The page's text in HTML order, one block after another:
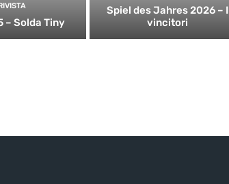
– Solda Tiny
Spiel des Jahres 2026 – I
vincitori